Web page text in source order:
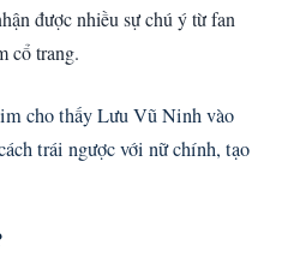
được nhiều sự chú ý từ fan
cổ trang.
cho thấy Lưu Vũ Ninh vào
trái ngược với nữ chính, tạo